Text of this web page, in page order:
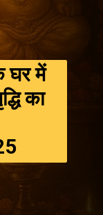
घर में
का